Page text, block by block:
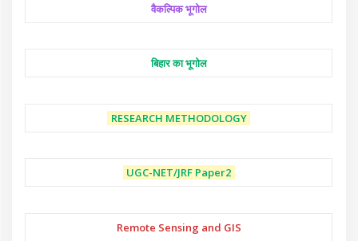
वैकल्पिक भूगोल
बिहार का भूगोल
RESEARCH METHODOLOGY
UGC-NET/JRF Paper2
Remote Sensing and GIS